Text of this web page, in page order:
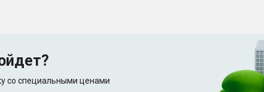
со специальными ценами